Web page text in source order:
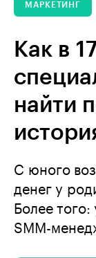
МАРКЕТИНГ
Как в
найти
С юного
денег у
Более
SMM-